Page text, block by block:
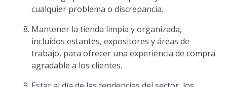
cualquier problema o discrepancia.
Mantener la tienda limpia y organizada,
incluidos estantes, expositores y áreas de
trabajo, para ofrecer una experiencia de compra
agradable a los clientes.